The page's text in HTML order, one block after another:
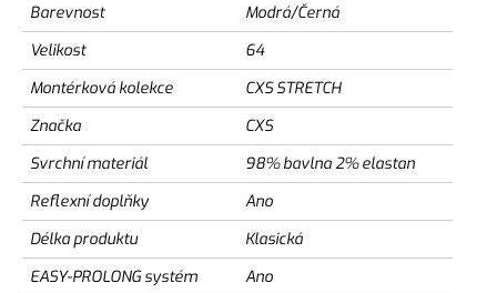
Barevnost
Modrá/Černá
Velikost
64
Montérková kolekce
CXS STRETCH
Značka
CXS
Svrchní materiál
98% bavlna 2% elastan
Reflexní doplňky
Ano
Délka produktu
Klasická
EASY-PROLONG systém
Ano